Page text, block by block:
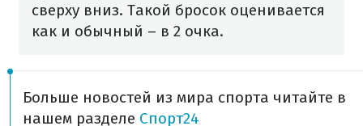
сверху вниз. Такой бросок оценивается
как и обычный – в 2 очка.
Больше новостей из мира спорта читайте в
нашем разделе Спорт24